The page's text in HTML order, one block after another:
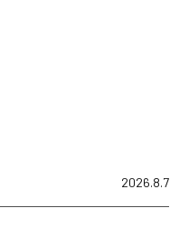
2026.8.7